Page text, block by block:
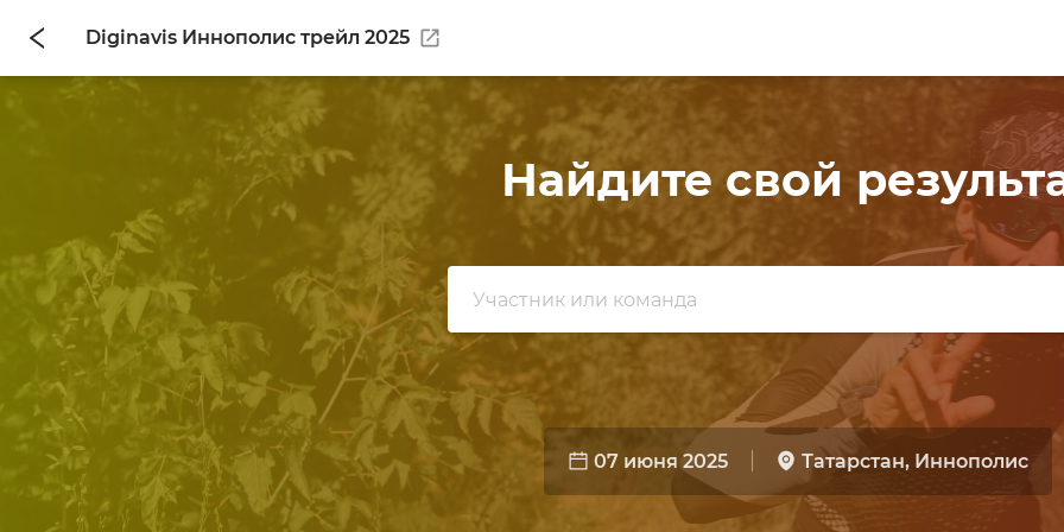
Diginavis Иннополис трейл 2025
Найдите свой
07 июня 2025 Татарстан, Иннополис